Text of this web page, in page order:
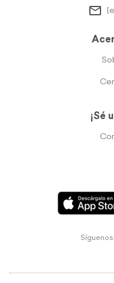
¡Sé
Síguenos: